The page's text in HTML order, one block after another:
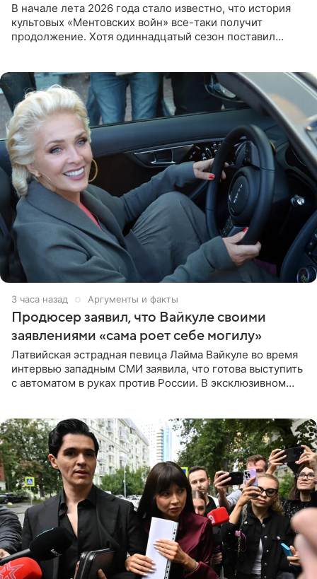
В начале лета 2026 года стало известно, что история
культовых «Ментовских войн» все-таки получит
продолжение. Хотя одиннадцатый сезон поставил
3 часа назад Аргументы и факты
Продюсер заявил, что Вайкуле своими
заявлениями «сама роет себе могилу»
Латвийская эстрадная певица Лайма Вайкуле во время
интервью западным СМИ заявила, что готова выступить
с автоматом в руках против России. В эксклюзивном